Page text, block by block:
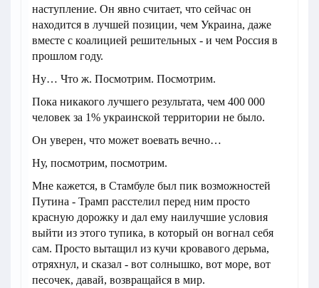
наступление. Он явно считает, что сейчас он
находится в лучшей позиции, чем Украина, даже
вместе с коалицией решительных - и чем Россия в
прошлом году.
Ну… Что ж. Посмотрим. Посмотрим.
Пока никакого лучшего результата, чем 400 000
человек за 1% украинской территории не было.
Он уверен, что может воевать вечно…
Ну, посмотрим, посмотрим.
Мне кажется, в Стамбуле был пик возможностей
Путина - Трамп расстелил перед ним просто
красную дорожку и дал ему наилучшие условия
выйти из этого тупика, в который он вогнал себя
сам. Просто вытащил из кучи кровавого дерьма,
отряхнул, и сказал - вот солнышко, вот море, вот
песочек, давай, возвращайся в мир.